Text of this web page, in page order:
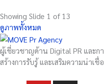
Showing Slide 1 of 13
ดูภาพทั้งหมด
ผู้เชี่ยวชาญด้าน Digital PR และก
สร้างการรับรู้ และเสริมความน่าเ